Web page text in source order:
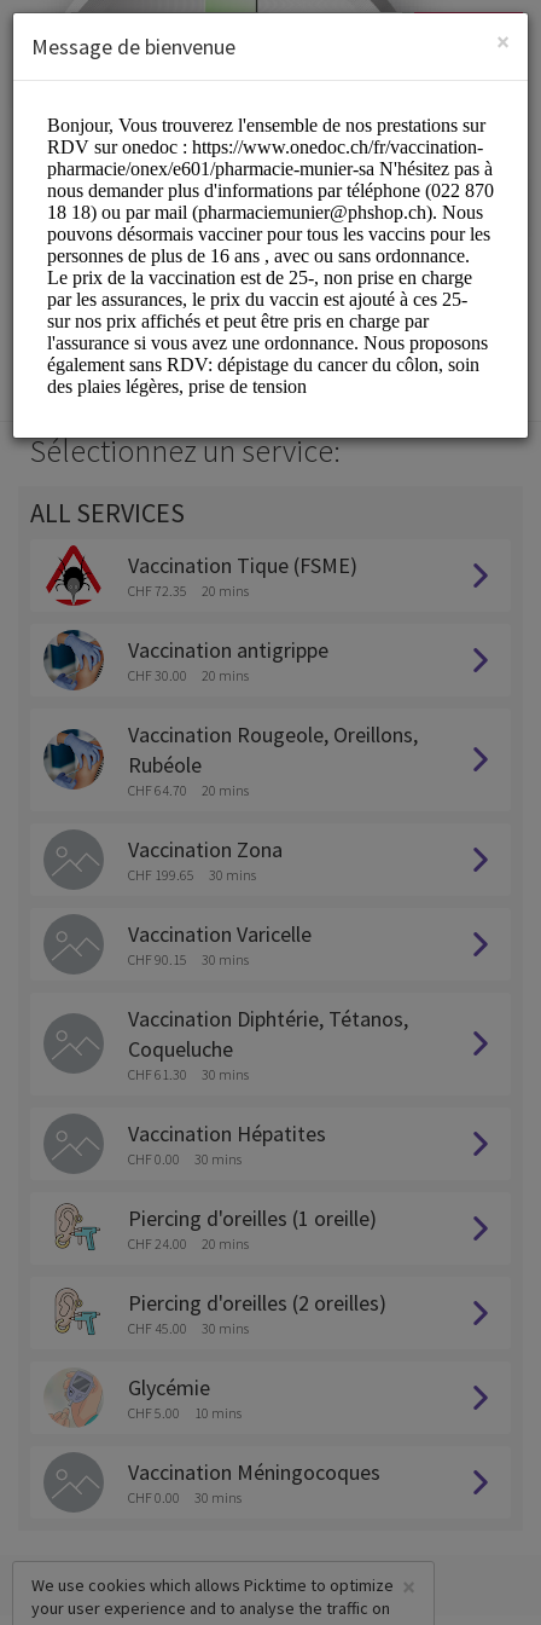
S'INSCRIRE
Pharmacie Munier SA
Medical/Pharmacy
Sélectionnez un service:
ALL SERVICES
Vaccination Tique (FSME)
CHF 72.35 20 mins
Vaccination antigrippe
CHF 30.00 20 mins
Vaccination Rougeole, Oreillons,
Rubéole
CHF 64.70 20 mins
Vaccination Zona
CHF 199.65 30 mins
Vaccination Varicelle
CHF 90.15 30 mins
Vaccination Diphtérie, Tétanos,
Coqueluche
CHF 61.30 30 mins
Vaccination Hépatites
CHF 0.00 30 mins
Piercing d'oreilles (1 oreille)
CHF 24.00 20 mins
Piercing d'oreilles (2 oreilles)
CHF 45.00 30 mins
Glycémie
CHF 5.00 10 mins
Vaccination Méningocoques
CHF 0.00 30 mins
×
We use cookies which allows Picktime to optimize
your user experience and to analyse the traffic on
×
Message de bienvenue